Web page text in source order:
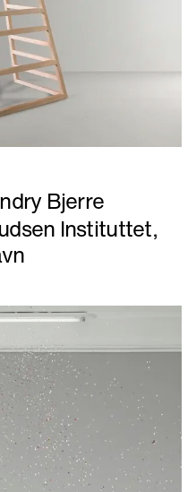
Bjerre
Instituttet,